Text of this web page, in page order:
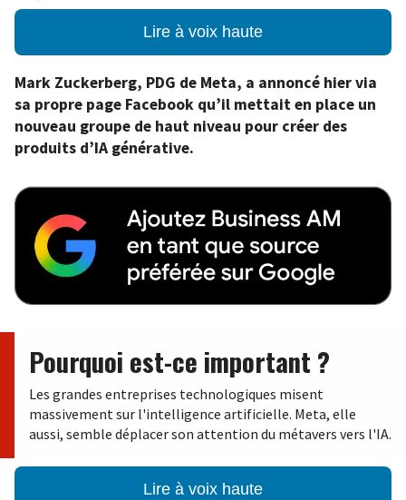
Lire à voix haute
Mark Zuckerberg, PDG de Meta, a annoncé hier via
sa propre page Facebook qu’il mettait en place un
nouveau groupe de haut niveau pour créer des
produits d’IA générative.
Pourquoi est-ce important ?
Les grandes entreprises technologiques misent
massivement sur l'intelligence artificielle. Meta, elle
aussi, semble déplacer son attention du métavers vers l'IA.
Lire à voix haute